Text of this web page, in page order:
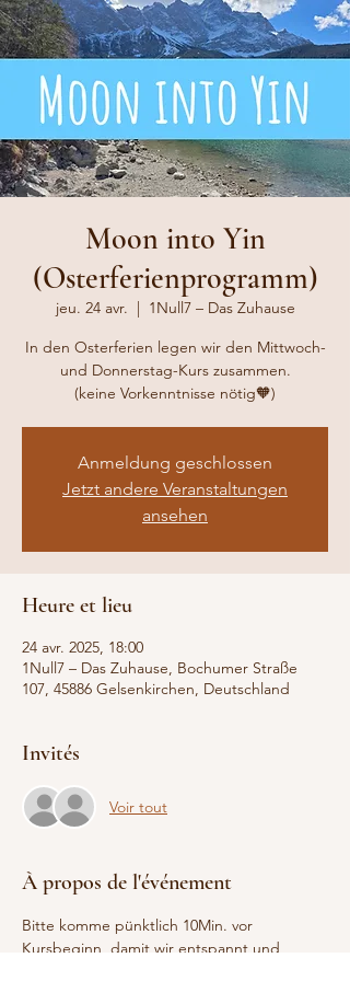
Moon into Yin
(Osterferienprogramm)
jeu. 24 avr.
  |
1Null7 – Das Zuhause
In den Osterferien legen wir den Mittwoch-
und Donnerstag-Kurs zusammen.
(keine Vorkenntnisse nötig🧡)
Anmeldung geschlossen
Jetzt andere Veranstaltungen
ansehen
Heure et lieu
24 avr. 2025, 18:00
1Null7 – Das Zuhause, Bochumer Straße
107, 45886 Gelsenkirchen, Deutschland
Invités
Voir tout
À propos de l'événement
Bitte komme pünktlich 10Min. vor
Kursbeginn, damit wir entspannt und